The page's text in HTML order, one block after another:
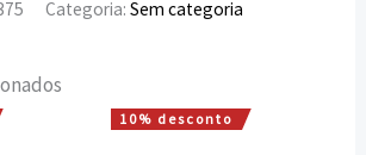
Categoria:Sem categoria
10% desconto
O
O